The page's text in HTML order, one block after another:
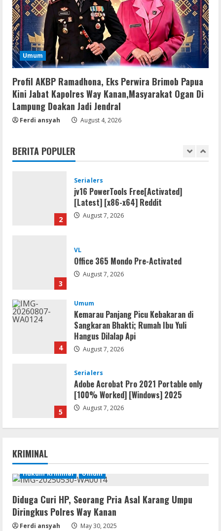
Umum
Profil AKBP Ramadhona, Eks Perwira Brimob Papua
Kini Jabat Kapolres Way Kanan,Masyarakat Ogan Di
Lampung Doakan Jadi Jendral
Ferdi ansyah August 4, 2026
BERITA POPULER
4
Sangkaran Bhakti; Rumah Ibu Yuli
Hangus Dilalap Api
August 7, 2026
5
Serialers
Adobe Acrobat Pro 2021 Portable only
August 7, 2026
1
Lan
Dune: Awakening FitGirl Repack +Patch
2
Serialers
jv16 PowerTools Free[Activated]
[Latest] [x86-x64] Reddit
August 7, 2026
3
VL
Office 365 Mondo Pre-Activated
August 7, 2026
4
Umum
Kemarau Panjang Picu Kebakaran di
Sangkaran Bhakti; Rumah Ibu Yuli
Hangus Dilalap Api
August 7, 2026
5
Serialers
Adobe Acrobat Pro 2021 Portable only
[100% Worked] [Windows] 2025
August 7, 2026
1 August 7, 2026
Serialers
jv16 PowerTools Free[Activated]
[Latest] [x86-x64] Reddit
KRIMINAL
Hukum Kriminal Umum
Diduga Curi HP, Seorang Pria Asal Karang Umpu
Diringkus Polres Way Kanan
Ferdi ansyah May 30, 2025